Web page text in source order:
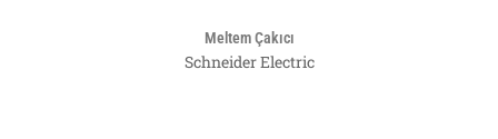
Meltem Çakıcı
Schneider Electric